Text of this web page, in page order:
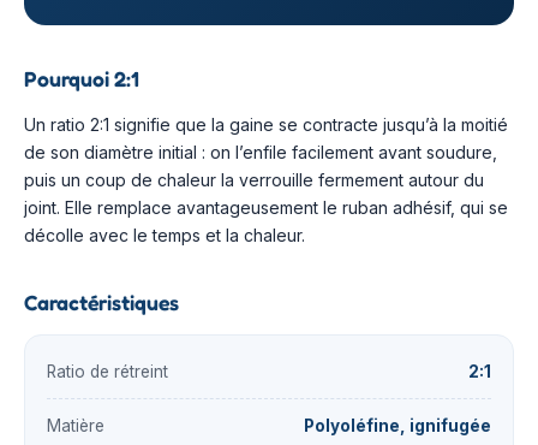
Pourquoi 2:1
Un ratio 2:1 signifie que la gaine se contracte jusqu’à la moitié
de son diamètre initial : on l’enfile facilement avant soudure,
puis un coup de chaleur la verrouille fermement autour du
joint. Elle remplace avantageusement le ruban adhésif, qui se
décolle avec le temps et la chaleur.
Caractéristiques
Ratio de rétreint 2:1
Matière Polyoléfine, ignifugée